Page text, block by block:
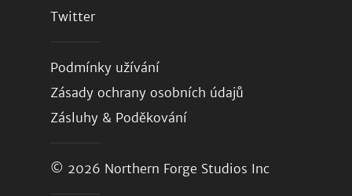
Twitter
Podmínky užívání
Zásady ochrany osobních údajů
Zásluhy & Poděkování
© 2026 Northern Forge Studios Inc